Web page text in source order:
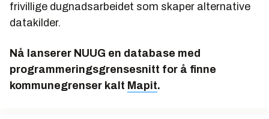
frivillige dugnadsarbeidet som skaper alternative
datakilder.
Nå lanserer NUUG en database med
programmeringsgrensesnitt for å finne
kommunegrenser kalt Mapit.